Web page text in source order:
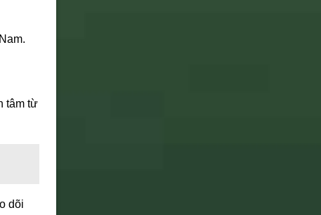
tâm từ
dõi